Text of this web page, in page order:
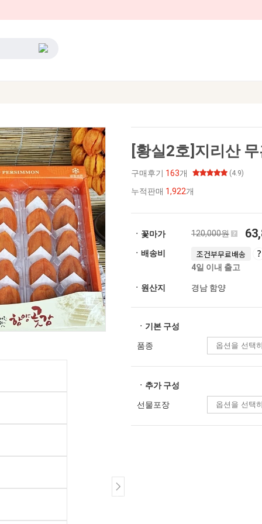
[황실2호]지리산
구매후기 163개 (4.9)
누적판매 1,922개
ㆍ꽃마가 120,000원
ㆍ배송비 조건부무료배송
4일 이내 출고
ㆍ원산지 경남 함양
ㆍ기본 구성
품종
ㆍ추가 구성
선물포장